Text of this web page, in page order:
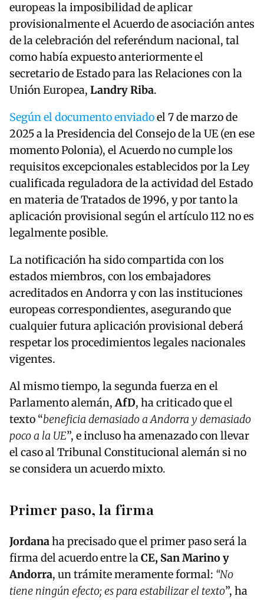
europeas la imposibilidad de aplicar
provisionalmente el Acuerdo de asociación antes
de la celebración del referéndum nacional, tal
como había expuesto anteriormente el
secretario de Estado para las Relaciones con la
Unión Europea, Landry Riba.
Según el documento enviadoel 7 de marzo de
2025 a la Presidencia del Consejo de la UE (en ese
momento Polonia), el Acuerdo no cumple los
requisitos excepcionales establecidos por la Ley
cualificada reguladora de la actividad del Estado
en materia de Tratados de 1996, y por tanto la
aplicación provisional según el artículo 112 no es
legalmente posible.
La notificación ha sido compartida con los
estados miembros, con los embajadores
acreditados en Andorra y con las instituciones
europeas correspondientes, asegurando que
cualquier futura aplicación provisional deberá
respetar los procedimientos legales nacionales
vigentes.
Al mismo tiempo, la segunda fuerza en el
Parlamento alemán,AfD, ha criticado que el
texto “beneficia demasiado a Andorra y demasiado
poco a la UE”, e incluso ha amenazado con llevar
el caso al Tribunal Constitucional alemán si no
se considera un acuerdo mixto.
Primer paso, la firma
Jordanaha precisado que el primer paso será la
firma del acuerdo entre laCE, San Marino y
Andorra, un trámite meramente formal: “No
tiene ningún efecto; es para estabilizar el texto”, ha